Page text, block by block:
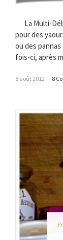
La Multi-
pour des
ou des
fois-ci, après
8 août 2012 – 8